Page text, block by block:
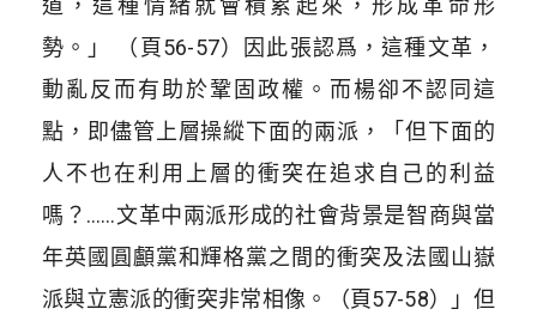
道，這種情緒就會積累起來，形成革命形
勢。」 （頁56-57）因此張認爲，這種文革，
動亂反而有助於鞏固政權。而楊卻不認同這
點，即儘管上層操縱下面的兩派，「但下面的
人不也在利用上層的衝突在追求自己的利益
嗎？……文革中兩派形成的社會背景是智商與當
年英國圓顱黨和輝格黨之間的衝突及法國山嶽
派與立憲派的衝突非常相像。（頁57-58）」但